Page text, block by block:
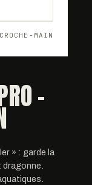
MAIN
-
» : garde la
dragonne.